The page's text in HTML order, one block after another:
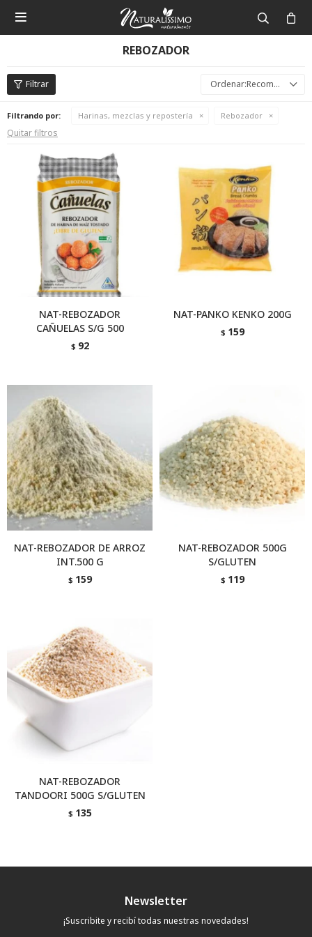

REBOZADOR
Recomendados
Filtrando por: Harinas, mezclas y repostería Rebozador
Quitar filtros
NAT-REBOZADOR
CAÑUELAS S/G 500
$ 92
NAT-PANKO KENKO 200G
$ 159
NAT-REBOZADOR DE ARROZ
INT.500 G
$ 159
NAT-REBOZADOR 500G
S/GLUTEN
$ 119
NAT-REBOZADOR
TANDOORI 500G S/GLUTEN
$ 135
Newsletter
¡Suscribite y recibí todas nuestras novedades!